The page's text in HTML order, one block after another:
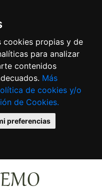
cookies propias y de
para analizar
contenidos
Más
de cookies y/o
de Cookies.
preferencias